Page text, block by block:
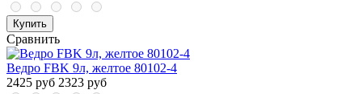
Купить
Сравнить
Ведро FBK 9л, желтое 80102-4
2425 руб 2323 руб